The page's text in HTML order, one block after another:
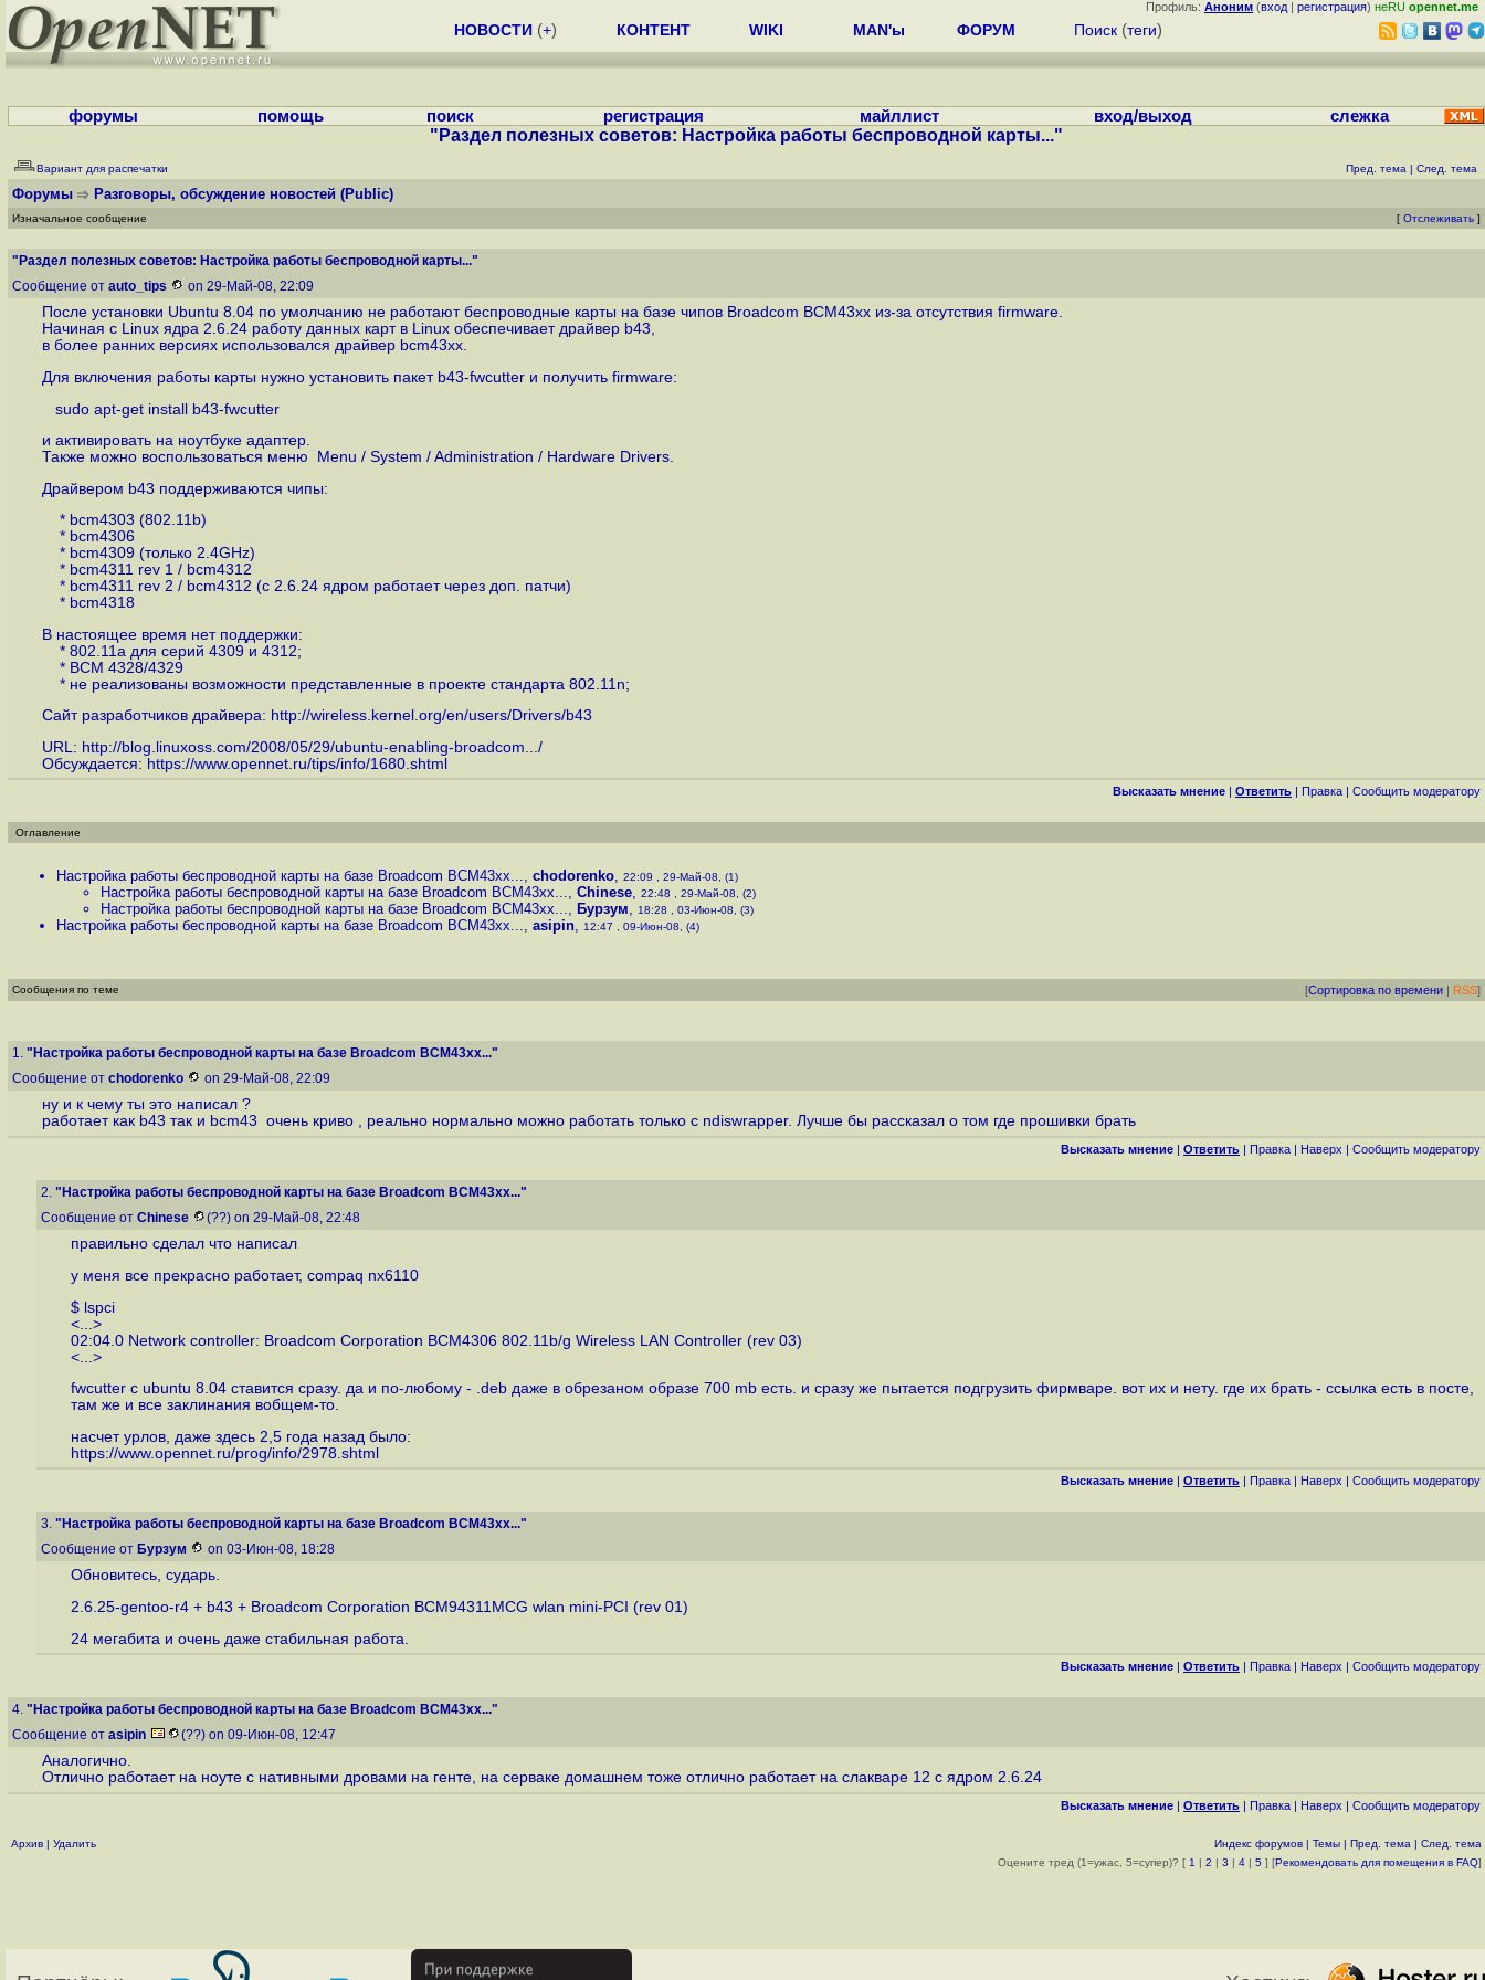
Профиль: Аноним (вход | регистрация) неRU opennet.me
НОВОСТИ (+) КОНТЕНТ WIKI MAN'ы ФОРУМ Поиск (теги)
форумы помощь поиск регистрация майллист вход/выход слежка
"Раздел полезных советов: Настройка работы беспроводной карты..."
Вариант для распечатки Пред. тема | След. тема
Форумы Разговоры, обсуждение новостей (Public)
Изначальное сообщение [ Отслеживать ]
"Раздел полезных советов: Настройка работы беспроводной карты..."
Сообщение от auto_tips on 29-Май-08, 22:09
После установки Ubuntu 8.04 по умолчанию не работают беспроводные карты на базе чипов Broadcom BCM43xx из-за отсутствия firmware.
Начиная с Linux ядра 2.6.24 работу данных карт в Linux обеспечивает драйвер b43,
в более ранних версиях использовался драйвер bcm43xx.
Для включения работы карты нужно установить пакет b43-fwcutter и получить firmware:
sudo apt-get install b43-fwcutter
и активировать на ноутбуке адаптер.
Также можно воспользоваться меню Menu / System / Administration / Hardware Drivers.
Драйвером b43 поддерживаются чипы:
* bcm4303 (802.11b)
* bcm4306
* bcm4309 (только 2.4GHz)
* bcm4311 rev 1 / bcm4312
* bcm4311 rev 2 / bcm4312 (с 2.6.24 ядром работает через доп. патчи)
* bcm4318
В настоящее время нет поддержки:
* 802.11a для серий 4309 и 4312;
* BCM 4328/4329
* не реализованы возможности представленные в проекте стандарта 802.11n;
Сайт разработчиков драйвера: http://wireless.kernel.org/en/users/Drivers/b43
URL: http://blog.linuxoss.com/2008/05/29/ubuntu-enabling-broadcom.../
Обсуждается: https://www.opennet.ru/tips/info/1680.shtml
Высказать мнение | Ответить | Правка | Cообщить модератору
Оглавление
Настройка работы беспроводной карты на базе Broadcom BCM43xx..., chodorenko, 22:09 , 29-Май-08, (1)
Настройка работы беспроводной карты на базе Broadcom BCM43xx..., Chinese, 22:48 , 29-Май-08, (2)
Настройка работы беспроводной карты на базе Broadcom BCM43xx..., Бурзум, 18:28 , 03-Июн-08, (3)
Настройка работы беспроводной карты на базе Broadcom BCM43xx..., asipin, 12:47 , 09-Июн-08, (4)
Сообщения по теме [Сортировка по времени | RSS]
1. "Настройка работы беспроводной карты на базе Broadcom BCM43xx..."
Сообщение от chodorenko on 29-Май-08, 22:09
ну и к чему ты это написал ?
работает как b43 так и bcm43 очень криво , реально нормально можно работать только с ndiswrapper. Лучше бы рассказал о том где прошивки брать
Высказать мнение | Ответить | Правка | Наверх | Cообщить модератору
2. "Настройка работы беспроводной карты на базе Broadcom BCM43xx..."
Сообщение от Chinese (??) on 29-Май-08, 22:48
правильно сделал что написал
у меня все прекрасно работает, compaq nx6110
$ lspci
<...>
02:04.0 Network controller: Broadcom Corporation BCM4306 802.11b/g Wireless LAN Controller (rev 03)
<...>
fwcutter с ubuntu 8.04 ставится сразу. да и по-любому - .deb даже в обрезаном образе 700 mb есть. и сразу же пытается подгрузить фирмваре. вот их и нету. где их брать - ссылка есть в посте,
там же и все заклинания вобщем-то.
насчет урлов, даже здесь 2,5 года назад было:
https://www.opennet.ru/prog/info/2978.shtml
Высказать мнение | Ответить | Правка | Наверх | Cообщить модератору
3. "Настройка работы беспроводной карты на базе Broadcom BCM43xx..."
Сообщение от Бурзум on 03-Июн-08, 18:28
Обновитесь, сударь.
2.6.25-gentoo-r4 + b43 + Broadcom Corporation BCM94311MCG wlan mini-PCI (rev 01)
24 мегабита и очень даже стабильная работа.
Высказать мнение | Ответить | Правка | Наверх | Cообщить модератору
4. "Настройка работы беспроводной карты на базе Broadcom BCM43xx..."
Сообщение от asipin (??) on 09-Июн-08, 12:47
Аналогично.
Отлично работает на ноуте с нативными дровами на генте, на серваке домашнем тоже отлично работает на слакваре 12 с ядром 2.6.24
Высказать мнение | Ответить | Правка | Наверх | Cообщить модератору
Архив | Удалить Индекс форумов | Темы | Пред. тема | След. тема
Оцените тред (1=ужас, 5=супер)? [ 1 | 2 | 3 | 4 | 5 ] [Рекомендовать для помещения в FAQ]